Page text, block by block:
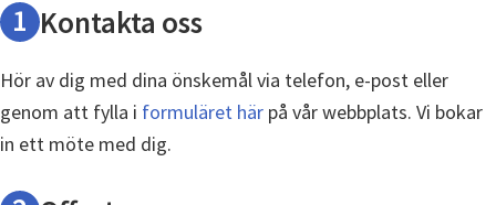
1 Kontakta oss
Hör av dig med dina önskemål via telefon, e-post eller
genom att fylla i formuläret här på vår webbplats. Vi bokar
in ett möte med dig.